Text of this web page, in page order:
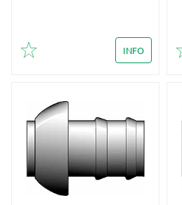
Lägg till i favoriter
INFO